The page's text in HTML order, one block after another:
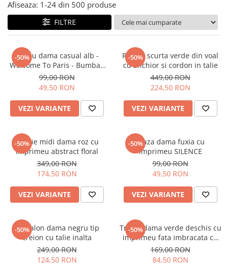
Tricouri si topuri
Rochii de eveniment
Afiseaza: 1-24 din 500 produse
FILTRE
-50%
Tricou dama casual alb -
Welcome To Paris - Bumbac
Organic
99,00 RON
49,50 RON
VEZI VARIANTE
-50%
Rochie scurta verde din voal
cu anchior si cordon in talie
449,00 RON
224,50 RON
VEZI VARIANTE
-50%
Rochie midi dama roz cu
imprimeu abstract floral
349,00 RON
174,50 RON
VEZI VARIANTE
-50%Bluza dama fuxia cu
imprimeu SILENCE
99,00 RON
49,50 RON
VEZI VARIANTE
-50%
Pantalon dama negru tip
creion cu talie inalta
249,00 RON
124,50 RON
-50%
Tricou dama verde deschis cu
imprimeu fata imbracata cu
alb si inghetata in mana
169,00 RON
84,50 RON